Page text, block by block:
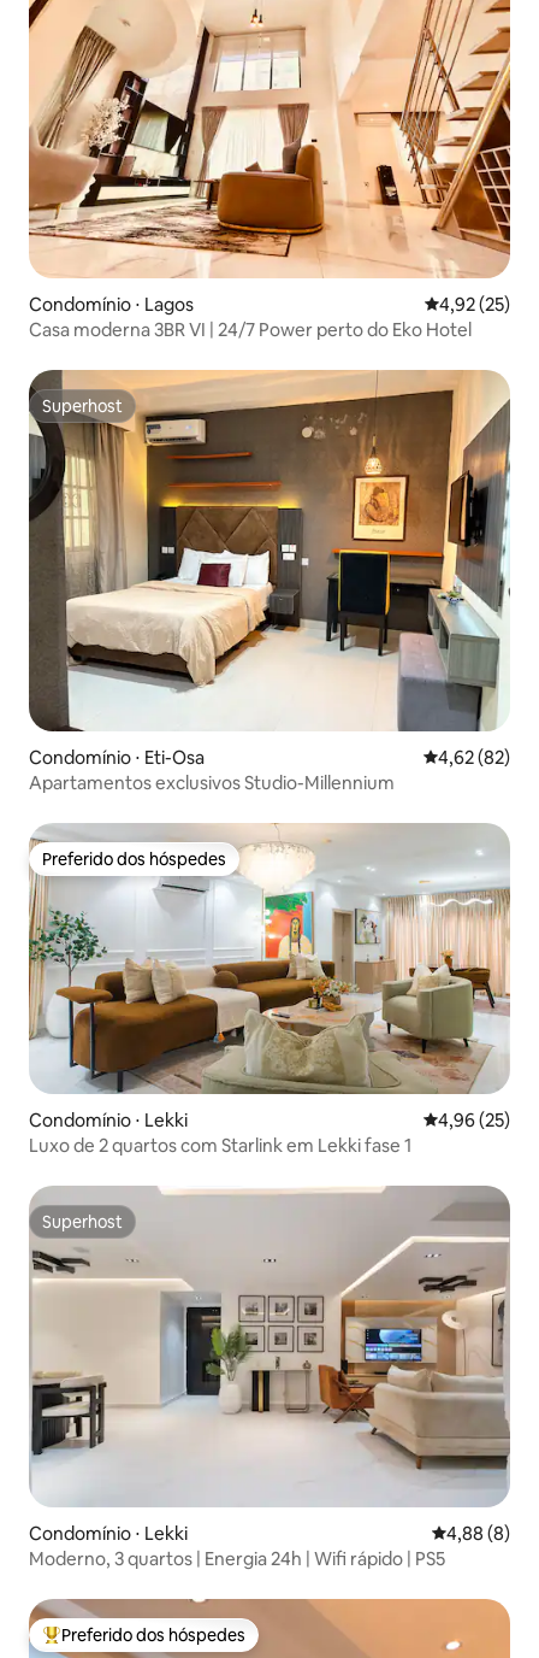
Condomínio ⋅ Lagos 4,92 de uma
4,92 (25)
Casa moderna 3BR VI | 24/7 Power perto do Eko Hotel
Superhost
Superhost
Condomínio ⋅ Eti-Osa 4,62 de uma
4,62 (82)
Apartamentos exclusivos Studio-Millennium
Preferido dos hóspedes
Preferido dos hóspedes
Condomínio ⋅ Lekki 4,96 de uma
4,96 (25)
Luxo de 2 quartos com Starlink em Lekki fase 1
Superhost
Superhost
Condomínio ⋅ Lekki 4,88 de uma
4,88 (8)
Moderno, 3 quartos | Energia 24h | Wifi rápido | PS5
Entre os melhores preferidos dos hóspedes
Preferido dos hóspedes